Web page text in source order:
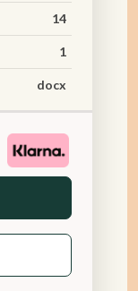
14
1
docx